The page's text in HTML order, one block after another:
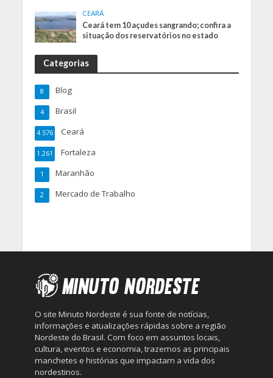
CEARÁ
Ceará tem 10 açudes sangrando; confira a
situação dos reservatórios no estado
Categorias
Blog
8
Brasil
4
Ceará
4.576
Fortaleza
1.261
Maranhão
1
Mercado de Trabalho
2
O site Minuto Nordeste é sua fonte de notícias,
informações e atualizações rápidas sobre a região
Nordeste do Brasil. Com foco em assuntos locais,
cultura, eventos e economia, trazemos as principais
manchetes e histórias que impactam a vida dos
nordestinos.